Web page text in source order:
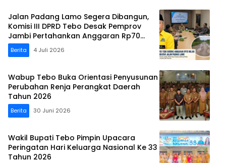
Jalan Padang Lamo Segera Dibangun,
Komisi III DPRD Tebo Desak Pemprov
Jambi Pertahankan Anggaran Rp70
Miliar
Berita 4 Juli 2026
Wabup Tebo Buka Orientasi Penyusunan
Perubahan Renja Perangkat Daerah
Tahun 2026
Berita 30 Juni 2026
Wakil Bupati Tebo Pimpin Upacara
Peringatan Hari Keluarga Nasional Ke 33
Tahun 2026